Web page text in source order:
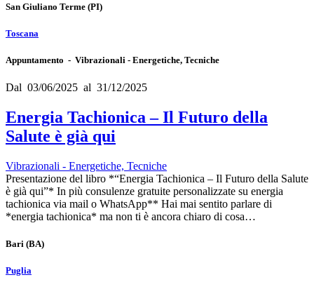
San Giuliano Terme (PI)
Toscana
Appuntamento - Vibrazionali - Energetiche, Tecniche
Dal 03/06/2025 al 31/12/2025
Energia Tachionica – Il Futuro della
Salute è già qui
Vibrazionali - Energetiche, Tecniche
Presentazione del libro *“Energia Tachionica – Il Futuro della Salute
è già qui”* In più consulenze gratuite personalizzate su energia
tachionica via mail o WhatsApp** Hai mai sentito parlare di
*energia tachionica* ma non ti è ancora chiaro di cosa…
Bari (BA)
Puglia